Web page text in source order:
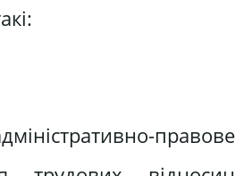
правове